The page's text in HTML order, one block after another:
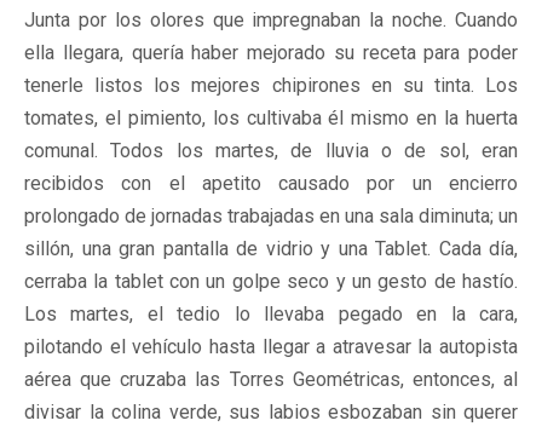
Junta por los olores que impregnaban la noche. Cuando
ella llegara, quería haber mejorado su receta para poder
tenerle listos los mejores chipirones en su tinta. Los
tomates, el pimiento, los cultivaba él mismo en la huerta
comunal. Todos los martes, de lluvia o de sol, eran
recibidos con el apetito causado por un encierro
prolongado de jornadas trabajadas en una sala diminuta; un
sillón, una gran pantalla de vidrio y una Tablet. Cada día,
cerraba la tablet con un golpe seco y un gesto de hastío.
Los martes, el tedio lo llevaba pegado en la cara,
pilotando el vehículo hasta llegar a atravesar la autopista
aérea que cruzaba las Torres Geométricas, entonces, al
divisar la colina verde, sus labios esbozaban sin querer